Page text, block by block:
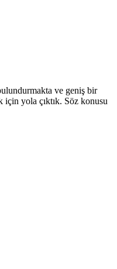
ve geniş bir
için yola çıktık. Söz konusu